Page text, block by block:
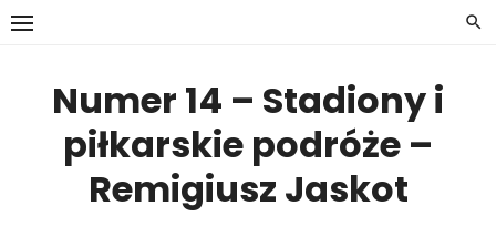
Skip
Numer 14 – Stadiony i
piłkarskie podróże –
Remigiusz Jaskot